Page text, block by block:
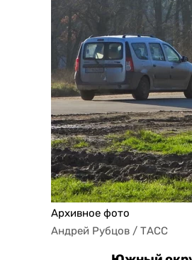
Архивное фото
Андрей Рубцов / ТАСС